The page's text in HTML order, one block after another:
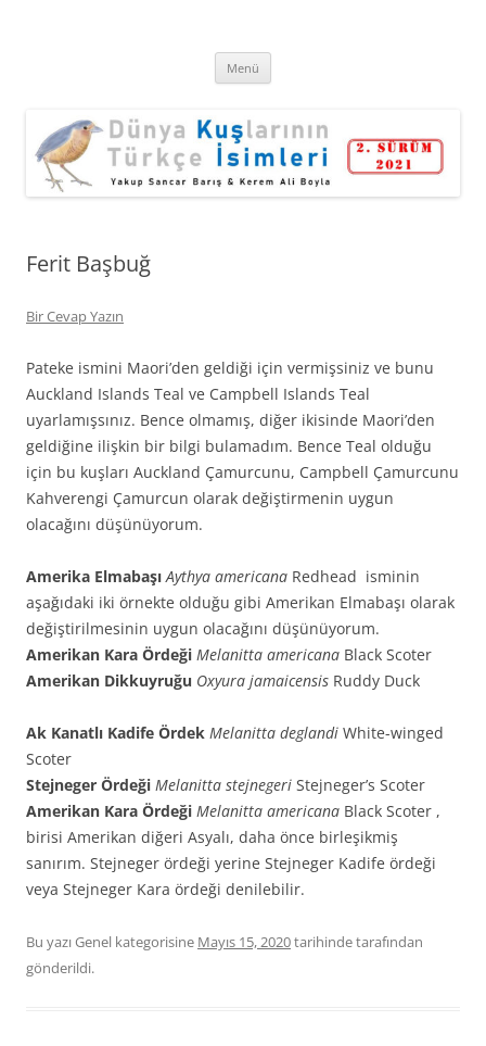
Menü
Ferit Başbuğ
Bir Cevap Yazın
Pateke ismini Maori’den geldiği için vermişsiniz ve bunu
Auckland Islands Teal ve Campbell Islands Teal
uyarlamışsınız. Bence olmamış, diğer ikisinde Maori’den
geldiğine ilişkin bir bilgi bulamadım. Bence Teal olduğu
için bu kuşları Auckland Çamurcunu, Campbell Çamurcunu
Kahverengi Çamurcun olarak değiştirmenin uygun
olacağını düşünüyorum.
Amerika ElmabaşıAythya americana Redhead isminin
aşağıdaki iki örnekte olduğu gibi Amerikan Elmabaşı olarak
değiştirilmesinin uygun olacağını düşünüyorum.
Amerikan Kara Ördeği Melanitta americana Black Scoter
Amerikan Dikkuyruğu Oxyura jamaicensis Ruddy Duck
Ak Kanatlı Kadife Ördek Melanitta deglandi White-winged
Scoter
Stejneger Ördeği Melanitta stejnegeri Stejneger’s Scoter
Amerikan Kara Ördeği Melanitta americana Black Scoter ,
birisi Amerikan diğeri Asyalı, daha önce birleşikmiş
sanırım. Stejneger ördeği yerine Stejneger Kadife ördeği
veya Stejneger Kara ördeği denilebilir.
Bu yazı Genel kategorisine Mayıs 15, 2020tarihindetarafından
gönderildi.